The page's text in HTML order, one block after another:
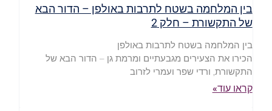
בין המלחמה בשטח לתרבות באולפן – הדור הבא
של התקשורת – חלק 2
בין המלחמה בשטח לתרבות באולפן
הכירו את הצעירים מגבעתיים ומרמת גן – הדור הבא של
התקשורת, ורדי שפר ועמרי לזרוב
קראו עוד»